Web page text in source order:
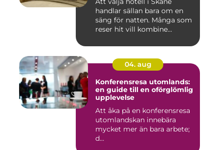
handlar sällan bara om en
säng för natten. Många som
reser hit vill kombine...
04. aug
Konferensresa utomlands:
en guide till en oförglömlig
upplevelse
Att åka på en konferensresa
utomlandskan innebära
mycket mer än bara arbete;
d...